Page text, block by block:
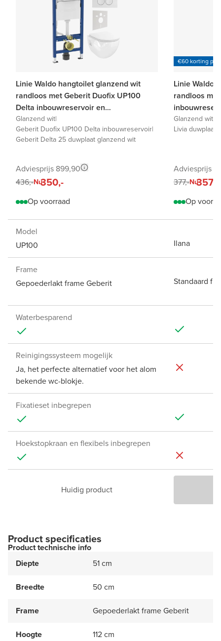
Linie Waldo hangtoilet glanzend wit
randloos met Geberit Duofix UP100
Delta inbouwreservoir en
bedieningspaneel
Glanzend wit|
Geberit Duofix UP100 Delta inbouwreservoir|
Geberit Delta 25 duwplaat glanzend wit
Adviesprijs 899,90
436,-Nu350,-
Op voorraad
€60 korting per
Linie Waldo
randloos
Glanzend wit
Livia duwplaat
Adviesprijs
377,-Nu357,-
Op
Model
UP100
Ilana
Frame
Gepoederlakt frame Geberit
Standaard
Waterbesparend
Reinigingssysteem mogelijk
Ja, het perfecte alternatief voor het alom
bekende wc-blokje.
Fixatieset inbegrepen
Hoekstopkraan en flexibels inbegrepen
Huidig product
Product specificaties
Product technische info
Diepte
51 cm
Breedte 50 cm
Frame Gepoederlakt frame Geberit
Hoogte 112 cm